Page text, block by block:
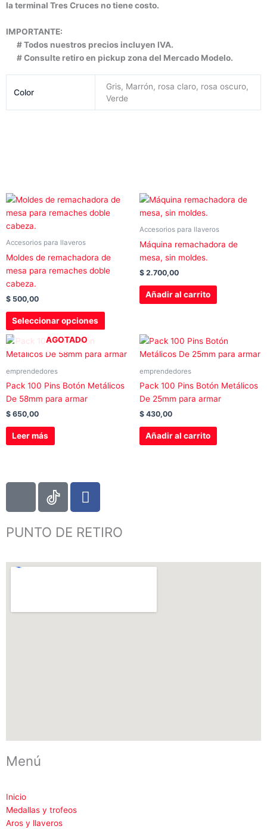
la terminal Tres Cruces no tiene costo.
IMPORTANTE:
# Todos nuestros precios incluyen IVA.
# Consulte retiro en pickup zona del Mercado Modelo.
Color
Gris, Marrón, rosa claro, rosa oscuro,
Verde
Accesorios para llaveros
Moldes de remachadora de
mesa para remaches doble
cabeza.
$ 500,00
Seleccionar opciones
Este
producto
tiene
múltiples
opciones
se
pueden
elegir
en
la
página
de
producto
Accesorios para llaveros
Máquina remachadora de
mesa, sin moldes.
$ 2.700,00
Añadir al carrito
AGOTADO
emprendedores
Pack 100 Pins Botón Metálicos
De 58mm para armar
$ 650,00
Leer más
emprendedores
Pack 100 Pins Botón Metálicos
De 25mm para armar
$ 430,00
Añadir al carrito
n
i
t
F
a
e
o
PUNTO DE RETIRO
Menú
Inicio
Medallas y trofeos
Aros y llaveros